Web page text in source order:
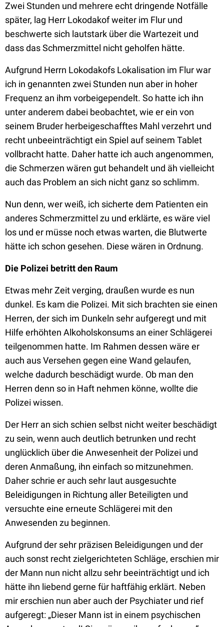
Zwei Stunden und mehrere echt dringende Notfälle
später, lag Herr Lokodakof weiter im Flur und
beschwerte sich lautstark über die Wartezeit und
dass das Schmerzmittel nicht geholfen hätte.
Aufgrund Herrn Lokodakofs Lokalisation im Flur war
ich in genannten zwei Stunden nun aber in hoher
Frequenz an ihm vorbeigependelt. So hatte ich ihn
unter anderem dabei beobachtet, wie er ein von
seinem Bruder herbeigeschafftes Mahl verzehrt und
recht unbeeinträchtigt ein Spiel auf seinem Tablet
vollbracht hatte. Daher hatte ich auch angenommen,
die Schmerzen wären gut behandelt und äh vielleicht
auch das Problem an sich nicht ganz so schlimm.
Nun denn, wer weiß, ich sicherte dem Patienten ein
anderes Schmerzmittel zu und erklärte, es wäre viel
los und er müsse noch etwas warten, die Blutwerte
hätte ich schon gesehen. Diese wären in Ordnung.
Die Polizei betritt den Raum
Etwas mehr Zeit verging, draußen wurde es nun
dunkel. Es kam die Polizei. Mit sich brachten sie einen
Herren, der sich im Dunkeln sehr aufgeregt und mit
Hilfe erhöhten Alkoholskonsums an einer Schlägerei
teilgenommen hatte. Im Rahmen dessen wäre er
auch aus Versehen gegen eine Wand gelaufen,
welche dadurch beschädigt wurde. Ob man den
Herren denn so in Haft nehmen könne, wollte die
Polizei wissen.
Der Herr an sich schien selbst nicht weiter beschädigt
zu sein, wenn auch deutlich betrunken und recht
unglücklich über die Anwesenheit der Polizei und
deren Anmaßung, ihn einfach so mitzunehmen.
Daher schrie er auch sehr laut ausgesuchte
Beleidigungen in Richtung aller Beteiligten und
versuchte eine erneute Schlägerei mit den
Anwesenden zu beginnen.
Aufgrund der sehr präzisen Beleidigungen und der
auch sonst recht zielgerichteten Schläge, erschien mir
der Mann nun nicht allzu sehr beeinträchtigt und ich
hätte ihn liebend gerne für haftfähig erklärt. Neben
mir erschien nun aber auch der Psychiater und rief
aufgeregt: „Dieser Mann ist in einem psychischen